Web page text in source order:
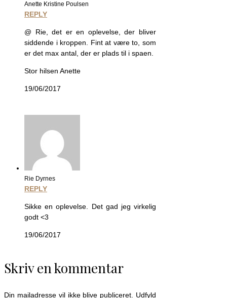
Anette Kristine Poulsen
REPLY
@ Rie, det er en oplevelse, der bliver
siddende i kroppen. Fint at være to, som
er det max antal, der er plads til i spaen.
Stor hilsen Anette
19/06/2017
Rie Dyrnes
REPLY
Sikke en oplevelse. Det gad jeg virkelig
godt <3
19/06/2017
Skriv en kommentar
Din mailadresse vil ikke blive publiceret. Udfyld